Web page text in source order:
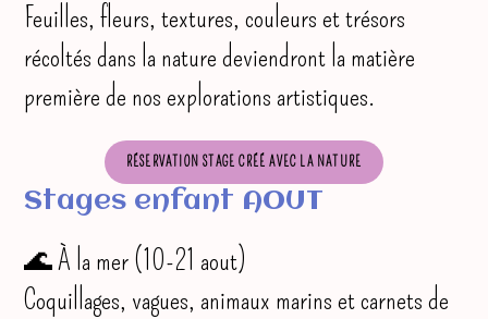
Feuilles, fleurs, textures, couleurs et trésors
récoltés dans la nature deviendront la matière
première de nos explorations artistiques.
RÉSERVATION STAGE CRÉÉ AVEC LA NATURE
Stages enfant AOUT
🌊 À la mer (10-21 aout)
Coquillages, vagues, animaux marins et carnets de